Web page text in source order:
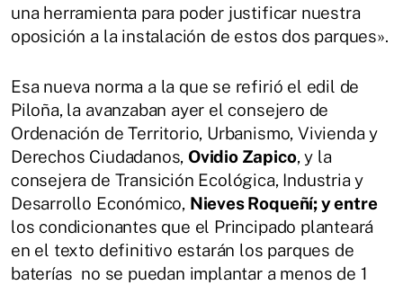
una herramienta para poder justificar nuestra
oposición a la instalación de estos dos parques».
Esa nueva norma a la que se refirió el edil de
Piloña, la avanzaban ayer el consejero de
Ordenación de Territorio, Urbanismo, Vivienda y
Derechos Ciudadanos, Ovidio Zapico, y la
consejera de Transición Ecológica, Industria y
Desarrollo Económico, Nieves Roqueñí; y entre
los condicionantes que el Principado planteará
en el texto definitivo estarán los parques de
baterías no se puedan implantar a menos de 1